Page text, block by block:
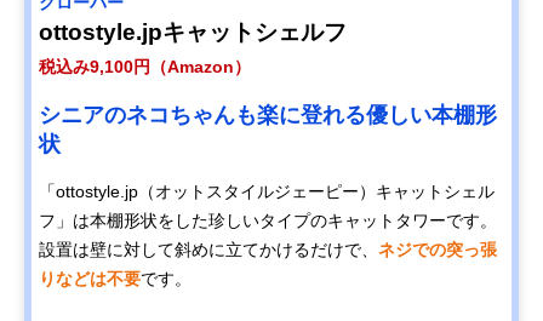
ottostyle.jpキャットシェルフ
税込み9,100円（Amazon）
シニアのネコちゃんも楽に登れる優しい本棚形
状
「ottostyle.jp（オットスタイルジェーピー）キャットシェル
フ」は本棚形状をした珍しいタイプのキャットタワーです。
設置は壁に対して斜めに立てかけるだけで、 ネジでの突っ張
りなどは不要です。